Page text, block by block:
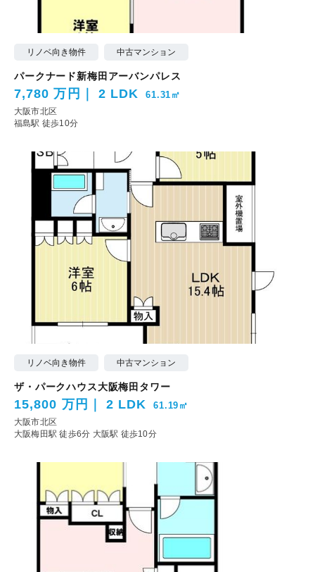
リノベ向き物件 中古マンション
パークナード新梅田アーバンパレス
7,780 万円 2 LDK 61.31㎡
大阪市北区
福島駅 徒歩10分
リノベ向き物件 中古マンション
ザ・パークハウス大阪梅田タワー
15,800 万円 2 LDK 61.19㎡
大阪市北区
大阪梅田駅 徒歩6分 大阪駅 徒歩10分